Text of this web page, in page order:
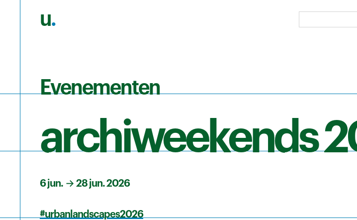
u.
Evenementen
archiweekends
6 jun. → 28 jun. 2026
#urbanlandscapes2026